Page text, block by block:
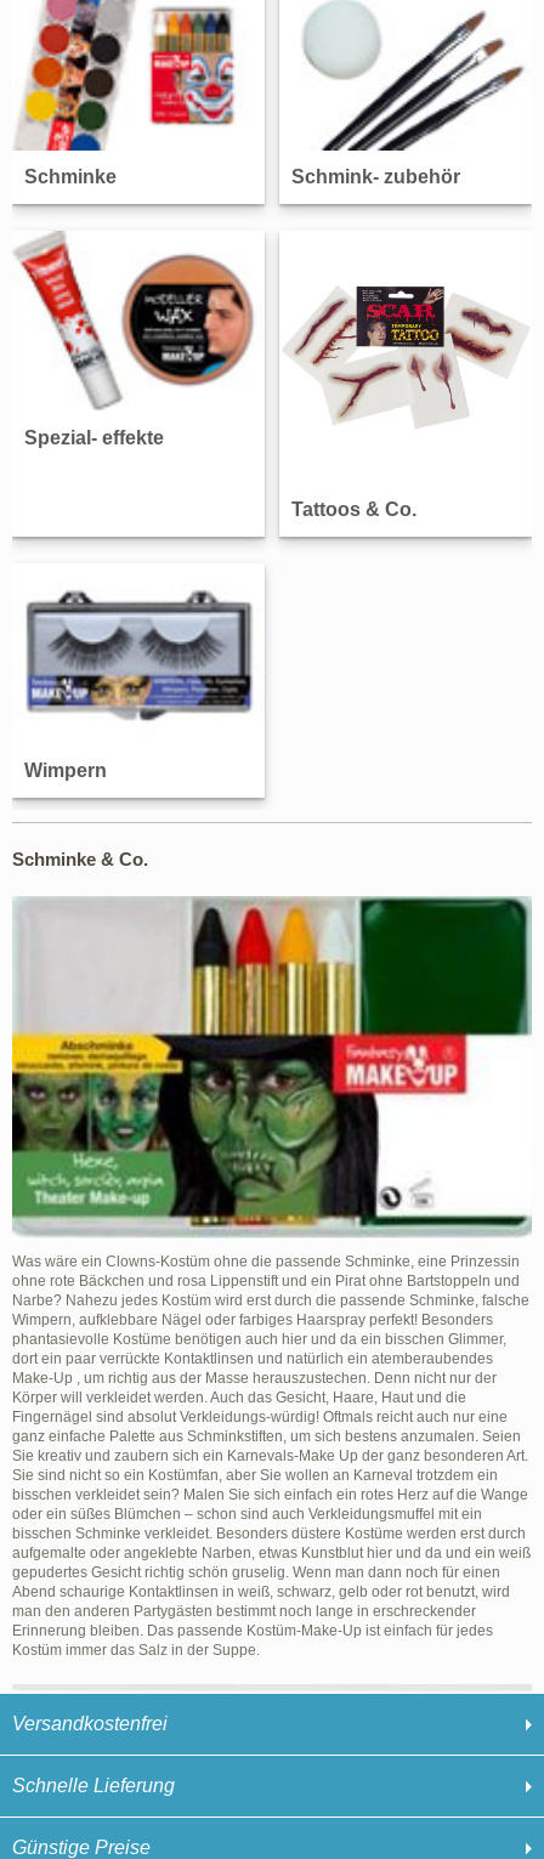
Versandkostenfrei
Schnelle Lieferung
Günstige Preise
Schminke Schmink- zubehör
Spezial- effekte
Tattoos & Co.
Wimpern
Schminke & Co.
Was wäre ein Clowns-Kostüm ohne die passende Schminke, eine Prinzessin
ohne rote Bäckchen und rosa Lippenstift und ein Pirat ohne Bartstoppeln und
Narbe? Nahezu jedes Kostüm wird erst durch die passende Schminke, falsche
Wimpern, aufklebbare Nägel oder farbiges Haarspray perfekt! Besonders
phantasievolle Kostüme benötigen auch hier und da ein bisschen Glimmer,
dort ein paar verrückte Kontaktlinsen und natürlich ein atemberaubendes
Make-Up , um richtig aus der Masse herauszustechen. Denn nicht nur der
Körper will verkleidet werden. Auch das Gesicht, Haare, Haut und die
Fingernägel sind absolut Verkleidungs-würdig! Oftmals reicht auch nur eine
ganz einfache Palette aus Schminkstiften, um sich bestens anzumalen. Seien
Sie kreativ und zaubern sich ein Karnevals-Make Up der ganz besonderen Art.
Sie sind nicht so ein Kostümfan, aber Sie wollen an Karneval trotzdem ein
bisschen verkleidet sein? Malen Sie sich einfach ein rotes Herz auf die Wange
oder ein süßes Blümchen – schon sind auch Verkleidungsmuffel mit ein
bisschen Schminke verkleidet. Besonders düstere Kostüme werden erst durch
aufgemalte oder angeklebte Narben, etwas Kunstblut hier und da und ein weiß
gepudertes Gesicht richtig schön gruselig. Wenn man dann noch für einen
Abend schaurige Kontaktlinsen in weiß, schwarz, gelb oder rot benutzt, wird
man den anderen Partygästen bestimmt noch lange in erschreckender
Erinnerung bleiben. Das passende Kostüm-Make-Up ist einfach für jedes
Kostüm immer das Salz in der Suppe.